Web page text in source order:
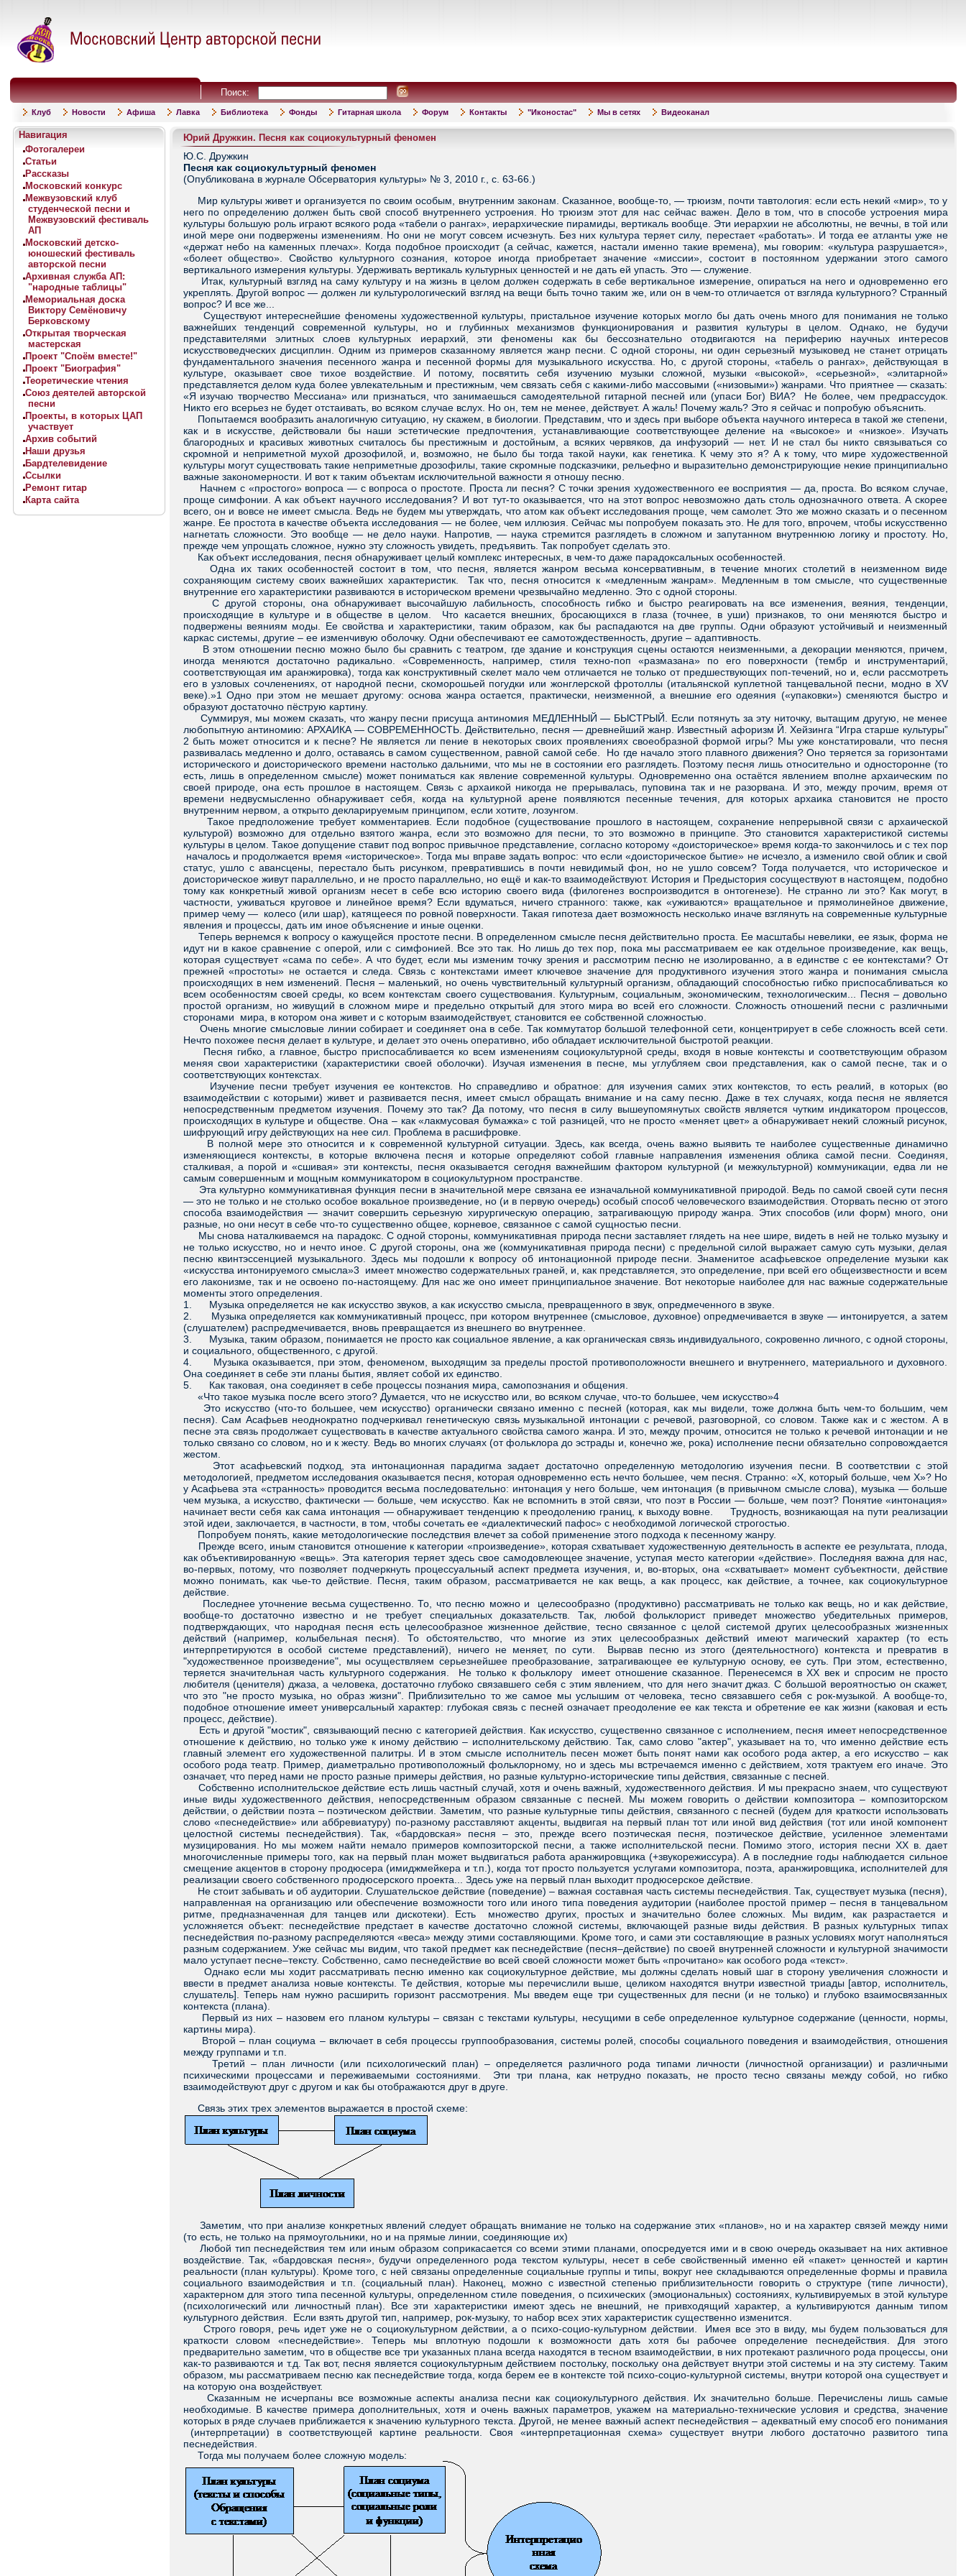
Поиск:
Клуб Новости Афиша Лавка Библиотека Фонды Гитарная школа Форум Контакты "Иконостас" Мы в сетях Видеоканал
Навигация
Фотогалереи
Статьи
Рассказы
Московский конкурс
Межвузовский клуб
студенческой песни и
Межвузовский фестиваль
АП
Московский детско-
юношеский фестиваль
авторской песни
Архивная служба АП:
"народные таблицы"
Мемориальная доска
Виктору Семёновичу
Берковскому
Открытая творческая
мастерская
Проект "Споём вместе!"
Проект "Биография"
Теоретические чтения
Союз деятелей авторской
песни
Проекты, в которых ЦАП
участвует
Архив событий
Наши друзья
Бардтелевидение
Ссылки
Ремонт гитар
Карта сайта
Юрий Дружкин. Песня как социокультурный феномен
Ю.С. Дружкин
Песня как социокультурный феномен
(Опубликована в журнале Обсерватория культуры» № 3, 2010 г., с. 63-66.)
Мир культуры живет и организуется по своим особым, внутренним законам. Сказанное, вообще-то, — трюизм, почти тавтология: если есть некий «мир», то у
него по определению должен быть свой способ внутреннего устроения. Но трюизм этот для нас сейчас важен. Дело в том, что в способе устроения мира
культуры большую роль играют всякого рода «табели о рангах», иерархические пирамиды, вертикаль вообще. Эти иерархии не абсолютны, не вечны, в той или
иной мере они подвержены изменениям. Но они не могут совсем исчезнуть. Без них культура теряет силу, перестает «работать». И тогда ее атланты уже не
«держат небо на каменных плечах». Когда подобное происходит (а сейчас, кажется, настали именно такие времена), мы говорим: «культура разрушается»,
«болеет общество». Свойство культурного сознания, которое иногда приобретает значение «миссии», состоит в постоянном удержании этого самого
вертикального измерения культуры. Удерживать вертикаль культурных ценностей и не дать ей упасть. Это — служение.
Итак, культурный взгляд на саму культуру и на жизнь в целом должен содержать в себе вертикальное измерение, опираться на него и одновременно его
укреплять. Другой вопрос — должен ли культурологический взгляд на вещи быть точно таким же, или он в чем-то отличается от взгляда культурного? Странный
вопрос? И все же...
Существуют интереснейшие феномены художественной культуры, пристальное изучение которых могло бы дать очень много для понимания не только
важнейших тенденций современной культуры, но и глубинных механизмов функционирования и развития культуры в целом. Однако, не будучи
представителями элитных слоев культурных иерархий, эти феномены как бы бессознательно отодвигаются на периферию научных интересов
искусствоведческих дисциплин. Одним из примеров сказанному является жанр песни. С одной стороны, ни один серьезный музыковед не станет отрицать
фундаментального значения песенного жанра и песенной формы для музыкального искусства. Но, с другой стороны, «табель о рангах», действующая в
культуре, оказывает свое тихое воздействие. И потому, посвятить себя изучению музыки сложной, музыки «высокой», «серьезной», «элитарной»
представляется делом куда более увлекательным и престижным, чем связать себя с какими-либо массовыми («низовыми») жанрами. Что приятнее — сказать:
«Я изучаю творчество Мессиана» или признаться, что занимаешься самодеятельной гитарной песней или (упаси Бог) ВИА? Не более, чем предрассудок.
Никто его всерьез не будет отстаивать, во всяком случае вслух. Но он, тем не менее, действует. А жаль! Почему жаль? Это я сейчас и попробую объяснить.
Попытаемся вообразить аналогичную ситуацию, ну скажем, в биологии. Представим, что и здесь при выборе объекта научного интереса в такой же степени,
как и в искусстве, действовали бы наши эстетические предпочтения, устанавливающие соответствующее деление на «высокое» и «низкое». Изучать
благородных и красивых животных считалось бы престижным и достойным, а всяких червяков, да инфузорий — нет. И не стал бы никто связываться со
скромной и неприметной мухой дрозофилой, и, возможно, не было бы тогда такой науки, как генетика. К чему это я? А к тому, что мире художественной
культуры могут существовать такие неприметные дрозофилы, такие скромные подсказчики, рельефно и выразительно демонстрирующие некие принципиально
важные закономерности. И вот к таким объектам исключительной важности я отношу песню.
Начнем с «простого» вопроса — с вопроса о простоте. Проста ли песня? С точки зрения художественного ее восприятия — да, проста. Во всяком случае,
проще симфонии. А как объект научного исследования? И вот тут-то оказывается, что на этот вопрос невозможно дать столь однозначного ответа. А скорее
всего, он и вовсе не имеет смысла. Ведь не будем мы утверждать, что атом как объект исследования проще, чем самолет. Это же можно сказать и о песенном
жанре. Ее простота в качестве объекта исследования — не более, чем иллюзия. Сейчас мы попробуем показать это. Не для того, впрочем, чтобы искусственно
нагнетать сложности. Это вообще — не дело науки. Напротив, — наука стремится разглядеть в сложном и запутанном внутреннюю логику и простоту. Но,
прежде чем упрощать сложное, нужно эту сложность увидеть, предъявить. Так попробует сделать это.
Как объект исследования, песня обнаруживает целый комплекс интересных, в чем-то даже парадоксальных особенностей.
Одна их таких особенностей состоит в том, что песня, является жанром весьма консервативным, в течение многих столетий в неизменном виде
сохраняющим систему своих важнейших характеристик. Так что, песня относится к «медленным жанрам». Медленным в том смысле, что существенные
внутренние его характеристики развиваются в историческом времени чрезвычайно медленно. Это с одной стороны.
С другой стороны, она обнаруживает высочайшую лабильность, способность гибко и быстро реагировать на все изменения, веяния, тенденции,
происходящие в культуре и в обществе в целом. Что касается внешних, бросающихся в глаза (точнее, в уши) признаков, то они меняются быстро и
подвержены веяниям моды. Ее свойства и характеристики, таким образом, как бы распадаются на две группы. Одни образуют устойчивый и неизменный
каркас системы, другие – ее изменчивую оболочку. Одни обеспечивают ее самотождественность, другие – адаптивность.
В этом отношении песню можно было бы сравнить с театром, где здание и конструкция сцены остаются неизменными, а декорации меняются, причем,
иногда меняются достаточно радикально. «Современность, например, стиля техно-поп «размазана» по его поверхности (тембр и инструментарий,
соответствующая им аранжировка), тогда как конструктивный скелет мало чем отличается не только от предшествующих поп-течений, но и, если рассмотреть
его в узловых сочленениях, от народной песни, скоморошьей погудки или жонглерской фротоллы (итальянской куплетной танцевальной песни, модно в XV
веке).»1 Одно при этом не мешает другому: основа жанра остается, практически, неизменной, а внешние его одеяния («упаковки») сменяются быстро и
образуют достаточно пёструю картину.
Суммируя, мы можем сказать, что жанру песни присуща антиномия МЕДЛЕННЫЙ — БЫСТРЫЙ. Если потянуть за эту ниточку, вытащим другую, не менее
любопытную антиномию: АРХАИКА — СОВРЕМЕННОСТЬ. Действительно, песня — древнейший жанр. Известный афоризм Й. Хейзинга “Игра старше культуры”
2 быть может относится и к песне? Не является ли пение в некоторых своих проявлениях своеобразной формой игры? Мы уже констатировали, что песня
развивалась медленно и долго, оставаясь в самом существенном, равной самой себе. Но где начало этого плавного движения? Оно теряется за горизонтами
исторического и доисторического времени настолько дальними, что мы не в состоянии его разглядеть. Поэтому песня лишь относительно и односторонне (то
есть, лишь в определенном смысле) может пониматься как явление современной культуры. Одновременно она остаётся явлением вполне архаическим по
своей природе, она есть прошлое в настоящем. Связь с архаикой никогда не прерывалась, пуповина так и не разорвана. И это, между прочим, время от
времени недвусмысленно обнаруживает себя, когда на культурной арене появляются песенные течения, для которых архаика становится не просто
внутренним нервом, а открыто декларируемым принципом, если хотите, лозунгом.
Такое предположение требует комментариев. Если подобное (существование прошлого в настоящем, сохранение непрерывной связи с архаической
культурой) возможно для отдельно взятого жанра, если это возможно для песни, то это возможно в принципе. Это становится характеристикой системы
культуры в целом. Такое допущение ставит под вопрос привычное представление, согласно которому «доисторическое» время когда-то закончилось и с тех пор
началось и продолжается время «историческое». Тогда мы вправе задать вопрос: что если «доисторическое бытие» не исчезло, а изменило свой облик и свой
статус, ушло с авансцены, перестало быть рисунком, превратившись в почти невидимый фон, но не ушло совсем? Тогда получается, что историческое и
доисторическое живут параллельно, и не просто параллельно, но ещё и как-то взаимодействуют. История и Предыстория сосуществуют в настоящем, подобно
тому как конкретный живой организм несет в себе всю историю своего вида (филогенез воспроизводится в онтогенезе). Не странно ли это? Как могут, в
частности, уживаться круговое и линейное время? Если вдуматься, ничего странного: также, как «уживаются» вращательное и прямолинейное движение,
пример чему — колесо (или шар), катящееся по ровной поверхности. Такая гипотеза дает возможность несколько иначе взглянуть на современные культурные
явления и процессы, дать им иное объяснение и иные оценки.
Теперь вернемся к вопросу о кажущейся простоте песни. В определенном смысле песня действительно проста. Ее масштабы невелики, ее язык, форма не
идут ни в какое сравнение с оперой, или с симфонией. Все это так. Но лишь до тех пор, пока мы рассматриваем ее как отдельное произведение, как вещь,
которая существует «сама по себе». А что будет, если мы изменим точку зрения и рассмотрим песню не изолированно, а в единстве с ее контекстами? От
прежней «простоты» не остается и следа. Связь с контекстами имеет ключевое значение для продуктивного изучения этого жанра и понимания смысла
происходящих в нем изменений. Песня – маленький, но очень чувствительный культурный организм, обладающий способностью гибко приспосабливаться ко
всем особенностям своей среды, ко всем контекстам своего существования. Культурным, социальным, экономическим, технологическим... Песня – довольно
простой организм, но живущий в сложном мире и предельно открытый для этого мира во всей его сложности. Сложность отношений песни с различными
сторонами мира, в котором она живет и с которым взаимодействует, становится ее собственной сложностью.
Очень многие смысловые линии собирает и соединяет она в себе. Так коммутатор большой телефонной сети, концентрирует в себе сложность всей сети.
Нечто похожее песня делает в культуре, и делает это очень оперативно, ибо обладает исключительной быстротой реакции.
Песня гибко, а главное, быстро приспосабливается ко всем изменениям социокультурной среды, входя в новые контексты и соответствующим образом
меняя свои характеристики (характеристики своей оболочки). Изучая изменения в песне, мы углубляем свои представления, как о самой песне, так и о
соответствующих контекстах.
Изучение песни требует изучения ее контекстов. Но справедливо и обратное: для изучения самих этих контекстов, то есть реалий, в которых (во
взаимодействии с которыми) живет и развивается песня, имеет смысл обращать внимание и на саму песню. Даже в тех случаях, когда песня не является
непосредственным предметом изучения. Почему это так? Да потому, что песня в силу вышеупомянутых свойств является чутким индикатором процессов,
происходящих в культуре и обществе. Она – как «лакмусовая бумажка» с той разницей, что не просто «меняет цвет» а обнаруживает некий сложный рисунок,
шифрующий игру действующих на нее сил. Проблема в расшифровке.
В полной мере это относится и к современной культурной ситуации. Здесь, как всегда, очень важно выявить те наиболее существенные динамично
изменяющиеся контексты, в которые включена песня и которые определяют собой главные направления изменения облика самой песни. Соединяя,
сталкивая, а порой и «сшивая» эти контексты, песня оказывается сегодня важнейшим фактором культурной (и межкультурной) коммуникации, едва ли не
самым совершенным и мощным коммуникатором в социокультурном пространстве.
Эта культурно коммуникативная функция песни в значительной мере связана ее изначальной коммуникативной природой. Ведь по самой своей сути песня
— это не только и не столько особое вокальное произведение, но (и в первую очередь) особый способ человеческого взаимодействия. Оторвать песню от этого
способа взаимодействия — значит совершить серьезную хирургическую операцию, затрагивающую природу жанра. Этих способов (или форм) много, они
разные, но они несут в себе что-то существенно общее, корневое, связанное с самой сущностью песни.
Мы снова наталкиваемся на парадокс. С одной стороны, коммуникативная природа песни заставляет глядеть на нее шире, видеть в ней не только музыку и
не только искусство, но и нечто иное. С другой стороны, она же (коммуникативная природа песни) с предельной силой выражает самую суть музыки, делая
песню квинтэссенцией музыкального. Здесь мы подошли к вопросу об интонационной природе песни. Знаменитое асафьевское определение музыки как
«искусства интонируемого смысла»3 имеет множество содержательных граней, и, как представляется, это определение, при всей его общеизвестности и всем
его лаконизме, так и не освоено по-настоящему. Для нас же оно имеет принципиальное значение. Вот некоторые наиболее для нас важные содержательные
моменты этого определения.
1. Музыка определяется не как искусство звуков, а как искусство смысла, превращенного в звук, опредмеченного в звуке.
2. Музыка определяется как коммуникативный процесс, при котором внутреннее (смысловое, духовное) опредмечивается в звуке — интонируется, а затем
(слушателем) распредмечивается, вновь превращается из внешнего во внутреннее.
3. Музыка, таким образом, понимается не просто как социальное явление, а как органическая связь индивидуального, сокровенно личного, с одной стороны,
и социального, общественного, с другой.
4. Музыка оказывается, при этом, феноменом, выходящим за пределы простой противоположности внешнего и внутреннего, материального и духовного.
Она соединяет в себе эти планы бытия, являет собой их единство.
5. Как таковая, она соединяет в себе процессы познания мира, самопознания и общения.
«Что такое музыка после всего этого? Думается, что не искусство или, во всяком случае, что-то большее, чем искусство»4
Это искусство (что-то большее, чем искусство) органически связано именно с песней (которая, как мы видели, тоже должна быть чем-то большим, чем
песня). Сам Асафьев неоднократно подчеркивал генетическую связь музыкальной интонации с речевой, разговорной, со словом. Также как и с жестом. А в
песне эта связь продолжает существовать в качестве актуального свойства самого жанра. И это, между прочим, относится не только к речевой интонации и не
только связано со словом, но и к жесту. Ведь во многих случаях (от фольклора до эстрады и, конечно же, рока) исполнение песни обязательно сопровождается
жестом.
Этот асафьевский подход, эта интонационная парадигма задает достаточно определенную методологию изучения песни. В соответствии с этой
методологией, предметом исследования оказывается песня, которая одновременно есть нечто большее, чем песня. Странно: «Х, который больше, чем Х»? Но
у Асафьева эта «странность» проводится весьма последовательно: интонация у него больше, чем интонация (в привычном смысле слова), музыка — больше
чем музыка, а искусство, фактически — больше, чем искусство. Как не вспомнить в этой связи, что поэт в России — больше, чем поэт? Понятие «интонация»
начинает вести себя как сама интонация — обнаруживает тенденцию к преодолению границ, к выходу вовне. Трудность, возникающая на пути реализации
этой идеи, заключается, в частности, в том, чтобы сочетать ее «диалектический пафос» с необходимой логической строгостью.
Попробуем понять, какие методологические последствия влечет за собой применение этого подхода к песенному жанру.
Прежде всего, иным становится отношение к категории «произведение», которая схватывает художественную деятельность в аспекте ее результата, плода,
как объективированную «вещь». Эта категория теряет здесь свое самодовлеющее значение, уступая место категории «действие». Последняя важна для нас,
во-первых, потому, что позволяет подчеркнуть процессуальный аспект предмета изучения, и, во-вторых, она «схватывает» момент субъектности, действие
можно понимать, как чье-то действие. Песня, таким образом, рассматривается не как вещь, а как процесс, как действие, а точнее, как социокультурное
действие.
Последнее уточнение весьма существенно. То, что песню можно и целесообразно (продуктивно) рассматривать не только как вещь, но и как действие,
вообще-то достаточно известно и не требует специальных доказательств. Так, любой фольклорист приведет множество убедительных примеров,
подтверждающих, что народная песня есть целесообразное жизненное действие, тесно связанное с целой системой других целесообразных жизненных
действий (например, колыбельная песня). То обстоятельство, что многие из этих целесообразных действий имеют магический характер (то есть
интерпретируются в особой системе представлений), ничего не меняет, по сути. Вырвав песню из этого (деятельностного) контекста и превратив в
"художественное произведение", мы осуществляем серьезнейшее преобразование, затрагивающее ее культурную основу, ее суть. При этом, естественно,
теряется значительная часть культурного содержания. Не только к фольклору имеет отношение сказанное. Перенесемся в ХХ век и спросим не просто
любителя (ценителя) джаза, а человека, достаточно глубоко связавшего себя с этим явлением, что для него значит джаз. С большой вероятностью он скажет,
что это "не просто музыка, но образ жизни". Приблизительно то же самое мы услышим от человека, тесно связавшего себя с рок-музыкой. А вообще-то,
подобное отношение имеет универсальный характер: глубокая связь с песней означает преодоление ее как текста и обретение ее как жизни (каковая и есть
процесс, действие).
Есть и другой "мостик", связывающий песню с категорией действия. Как искусство, существенно связанное с исполнением, песня имеет непосредственное
отношение к действию, но только уже к иному действию – исполнительскому действию. Так, само слово "актер", указывает на то, что именно действие есть
главный элемент его художественной палитры. И в этом смысле исполнитель песен может быть понят нами как особого рода актер, а его искусство – как
особого рода театр. Пример, диаметрально противоположный фольклорному, но и здесь мы встречаемся именно с действием, хотя трактуем его иначе. Это
означает, что перед нами не просто разные примеры действия, но разные культурно-исторические типы действия, связанные с песней.
Собственно исполнительское действие есть лишь частный случай, хотя и очень важный, художественного действия. И мы прекрасно знаем, что существуют
иные виды художественного действия, непосредственным образом связанные с песней. Мы можем говорить о действии композитора – композиторском
действии, о действии поэта – поэтическом действии. Заметим, что разные культурные типы действия, связанного с песней (будем для краткости использовать
слово «песнедействие» или аббревиатуру) по-разному расставляют акценты, выдвигая на первый план тот или иной вид действия (тот или иной компонент
целостной системы песнедействия). Так, «бардовская» песня – это, прежде всего поэтическая песня, поэтическое действие, усиленное элементами
музицирования. Но мы можем найти немало примеров композиторской песни, а также исполнительской песни. Помимо этого, история песни ХХ в. дает
многочисленные примеры того, как на первый план может выдвигаться работа аранжировщика (+звукорежиссура). А в последние годы наблюдается сильное
смещение акцентов в сторону продюсера (имиджмейкера и т.п.), когда тот просто пользуется услугами композитора, поэта, аранжировщика, исполнителей для
реализации своего собственного продюсерского проекта... Здесь уже на первый план выходит продюсерское действие.
Не стоит забывать и об аудитории. Слушательское действие (поведение) – важная составная часть системы песнедействия. Так, существует музыка (песня),
направленная на организацию или обеспечение возможности того или иного типа поведения аудитории (наиболее простой пример – песня в танцевальном
ритме, предназначенная для танцев или дискотеки). Есть множество других, простых и значительно более сложных. Мы видим, как разрастается и
усложняется объект: песнедействие предстает в качестве достаточно сложной системы, включающей разные виды действия. В разных культурных типах
песнедействия по-разному распределяются «веса» между этими составляющими. Кроме того, и сами эти составляющие в разных условиях могут наполняться
разным содержанием. Уже сейчас мы видим, что такой предмет как песнедействие (песня–действие) по своей внутренней сложности и культурной значимости
мало уступает песне–тексту. Собственно, само песнедействие во всей своей сложности может быть «прочитано» как особого рода «текст».
Однако если мы ходит рассматривать песню именно как социокультурное действие, мы должны сделать новый шаг в сторону увеличения сложности и
ввести в предмет анализа новые контексты. Те действия, которые мы перечислили выше, целиком находятся внутри известной триады [автор, исполнитель,
слушатель]. Теперь нам нужно расширить горизонт рассмотрения. Мы введем еще три существенных для песни (и не только) и глубоко взаимосвязанных
контекста (плана).
Первый из них – назовем его планом культуры – связан с текстами культуры, несущими в себе определенное культурное содержание (ценности, нормы,
картины мира).
Второй – план социума – включает в себя процессы группообразования, системы ролей, способы социального поведения и взаимодействия, отношения
между группами и т.п.
Третий – план личности (или психологический план) – определяется различного рода типами личности (личностной организации) и различными
психическими процессами и переживаемыми состояниями. Эти три плана, как нетрудно показать, не просто тесно связаны между собой, но гибко
взаимодействуют друг с другом и как бы отображаются друг в друге.
Связь этих трех элементов выражается в простой схеме:
Заметим, что при анализе конкретных явлений следует обращать внимание не только на содержание этих «планов», но и на характер связей между ними
(то есть, не только на прямоугольники, но и на прямые линии, соединяющие их)
Любой тип песнедействия тем или иным образом соприкасается со всеми этими планами, опосредуется ими и в свою очередь оказывает на них активное
воздействие. Так, «бардовская песня», будучи определенного рода текстом культуры, несет в себе свойственный именно ей «пакет» ценностей и картин
реальности (план культуры). Кроме того, с ней связаны определенные социальные группы и типы, вокруг нее складываются определенные формы и правила
социального взаимодействия и т.п. (социальный план). Наконец, можно с известной степенью приблизительности говорить о структуре (типе личности),
характерном для этого типа песенной культуры, определенном стиле поведения, о психических (эмоциональных) состояниях, культивируемых в этой культуре
(психологический или личностный план). Все эти характеристики имеют здесь не внешний, не привходящий характер, а культивируются данным типом
культурного действия. Если взять другой тип, например, рок-музыку, то набор всех этих характеристик существенно изменится.
Строго говоря, речь идет уже не о социокультурном действии, а о психо-социо-культурном действии. Имея все это в виду, мы будем пользоваться для
краткости словом «песнедействие». Теперь мы вплотную подошли к возможности дать хотя бы рабочее определение песнедействия. Для этого
предварительно заметим, что в обществе все три указанных плана всегда находятся в тесном взаимодействии, в них протекают различного рода процессы, они
как-то развиваются и т.д. Так вот, песня является социокультурным действием постольку, поскольку она действует внутри этой системы и на эту систему. Таким
образом, мы рассматриваем песню как песнедействие тогда, когда берем ее в контексте той психо-социо-культурной системы, внутри которой она существует и
на которую она воздействует.
Сказанным не исчерпаны все возможные аспекты анализа песни как социокультурного действия. Их значительно больше. Перечислены лишь самые
необходимые. В качестве примера дополнительных, хотя и очень важных параметров, укажем на материально-технические условия и средства, значение
которых в ряде случаев приближается к значению культурного текста. Другой, не менее важный аспект песнедействия – адекватный ему способ его понимания
(интерпретации) в соответствующей картине реальности. Своя «интерпретационная схема» существует внутри любого достаточно развитого типа
песнедействия.
Тогда мы получаем более сложную модель: